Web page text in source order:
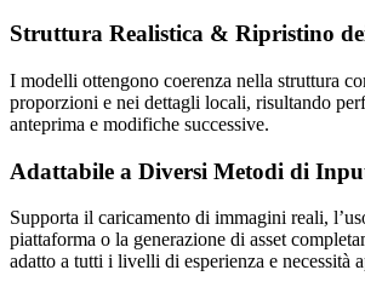
Struttura Realistica & Ripristino
I modelli ottengono coerenza nella struttura
proporzioni e nei dettagli locali, risultando
anteprima e modifiche successive.
Adattabile a Diversi Metodi di
Supporta il caricamento di immagini reali,
piattaforma o la generazione di asset
adatto a tutti i livelli di esperienza e necessità